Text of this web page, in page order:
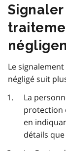
Le
négligé suit
La
protection
en
détails